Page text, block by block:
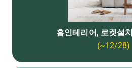
홈인테리어, 로켓설
(~12/28)